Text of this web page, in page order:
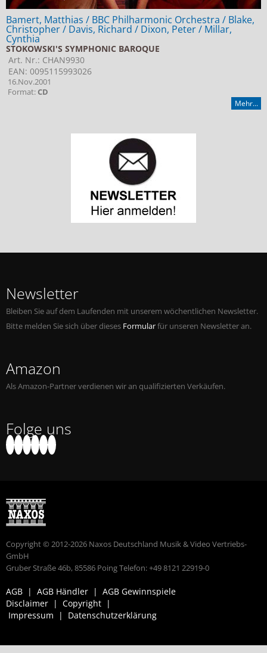
Bamert, Matthias / BBC Philharmonic Orchestra / Blake,
Christopher / Davis, Richard / Dixon, Peter / Millar,
Cynthia
STOKOWSKI'S SYMPHONIC BAROQUE
Art. Nr.: CHAN9930
EAN: 0095115993026
16.Nov.2001
Format:CD
Mehr...
Newsletter
Bleiben Sie auf dem Laufenden mit unserem wöchentlichen Newsletter.
Bitte melden Sie sich über dieses Formularfür unseren Newsletter an.
Amazon
Als Amazon-Partner verdienen wir an qualifizierten Verkäufen.
Folge uns
Copyright © 2012-2026 Naxos Deutschland Musik & Video Vertriebs-
GmbH
Gruber Straße 46b, 85586 Poing Telefon: +49 8121 22919-0
AGB | AGB Händler | AGB Gewinnspiele
Disclaimer | Copyright |
Impressum
| Datenschutzerklärung